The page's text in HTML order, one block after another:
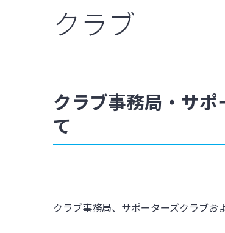
クラブ
クラブ事務局・サ
て
クラブ事務局、サポーターズクラブお